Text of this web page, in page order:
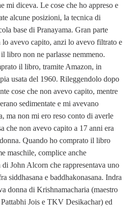
mi diceva. Le cose che ho appreso e
alcune posizioni, la tecnica di
base di Pranayama. Gran parte
lo avevo capito, anzi lo avevo filtrato e
libro non ne parlasse nemmeno.
il libro, tramite Amazon, in
usata del 1960. Rileggendolo dopo
cose che non avevo capito, mentre
sedimentate e mi avevano
ma non mi ero reso conto di averle
che non avevo capito a 17 anni era
Quando ho comprato il libro
maschile, complice anche
John Alcorn che rappresentava uno
siddhasana e baddhakonasana. Indra
donna di Krishnamacharia (maestro
Jois e TKV Desikachar) ed